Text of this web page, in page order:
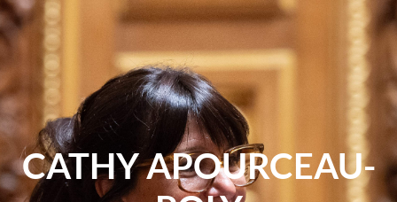
CATHY APOURCEAU-